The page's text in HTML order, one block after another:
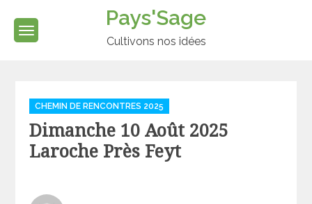
content
Pays'Sage
Cultivons nos idées
Categories
CHEMIN DE RENCONTRES 2025
Dimanche 10 Août 2025
Laroche Près Feyt